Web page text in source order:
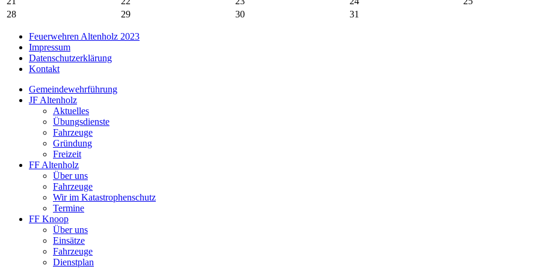
28
29 30 31
Feuerwehren Altenholz 2023
Impressum
Datenschutzerklärung
Kontakt
Gemeindewehrführung
JF Altenholz
Aktuelles
Übungsdienste
Fahrzeuge
Gründung
Freizeit
FF Altenholz
Über uns
Fahrzeuge
Wir im Katastrophenschutz
Termine
FF Knoop
Über uns
Einsätze
Fahrzeuge
Dienstplan